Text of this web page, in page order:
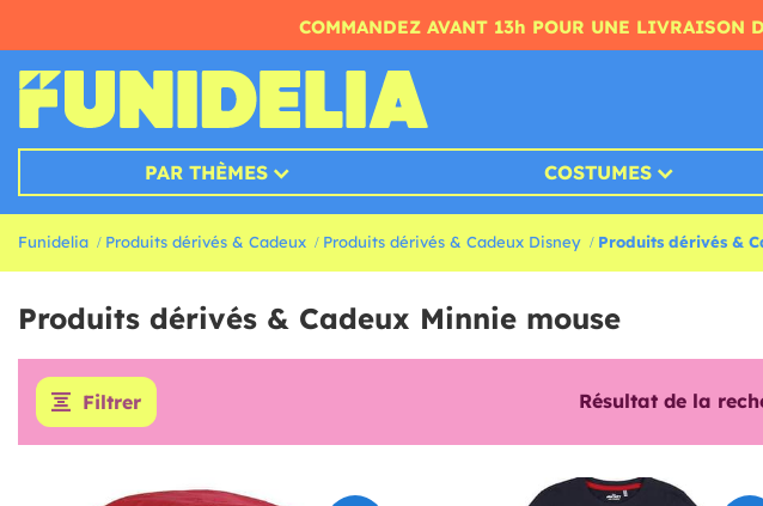
COMMANDEZ AVANT 13h POUR UNE LIVRAISON
PAR THÈMES COSTUMES
Funidelia Produits dérivés & Cadeux Produits dérivés & Cadeux Disney Produits dérivés &
Produits dérivés & Cadeux Minnie mouse
Filtrer Résultat de la